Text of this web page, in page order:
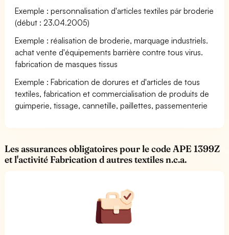
Exemple : personnalisation d'articles textiles pär broderie
(début : 23.04.2005)
Exemple : réalisation de broderie, marquage industriels.
achat vente d'équipements barrière contre tous virus.
fabrication de masques tissus
Exemple : Fabrication de dorures et d'articles de tous
textiles, fabrication et commercialisation de produits de
guimperie, tissage, cannetille, paillettes, passementerie
Les assurances obligatoires pour le code APE 1399Z
et l'activité Fabrication d autres textiles n.c.a.